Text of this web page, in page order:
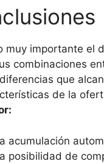
muy importante el
combinaciones
que
de la
acumulación
posibilidad de